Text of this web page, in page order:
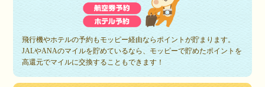
飛行機やホテルの予約もモッピー経由ならポイントが貯まります。
JALやANAのマイルを貯めているなら、モッピーで貯めたポイントを
高還元でマイルに交換することもできます！